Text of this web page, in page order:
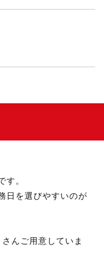
す。
日を選びやすいのが
んご用意していま